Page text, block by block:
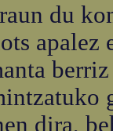
du
apalez
dira,